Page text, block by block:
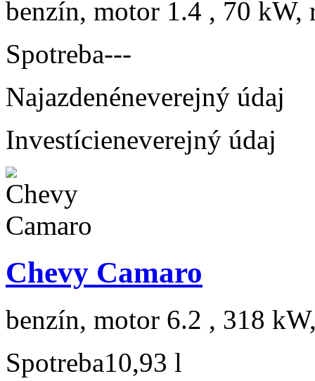
benzín, motor 1.4 , 70 kW,
Spotreba---
Najazdenéneverejný údaj
Investícieneverejný údaj
Chevy Camaro
benzín, motor 6.2 , 318
Spotreba10,93 l